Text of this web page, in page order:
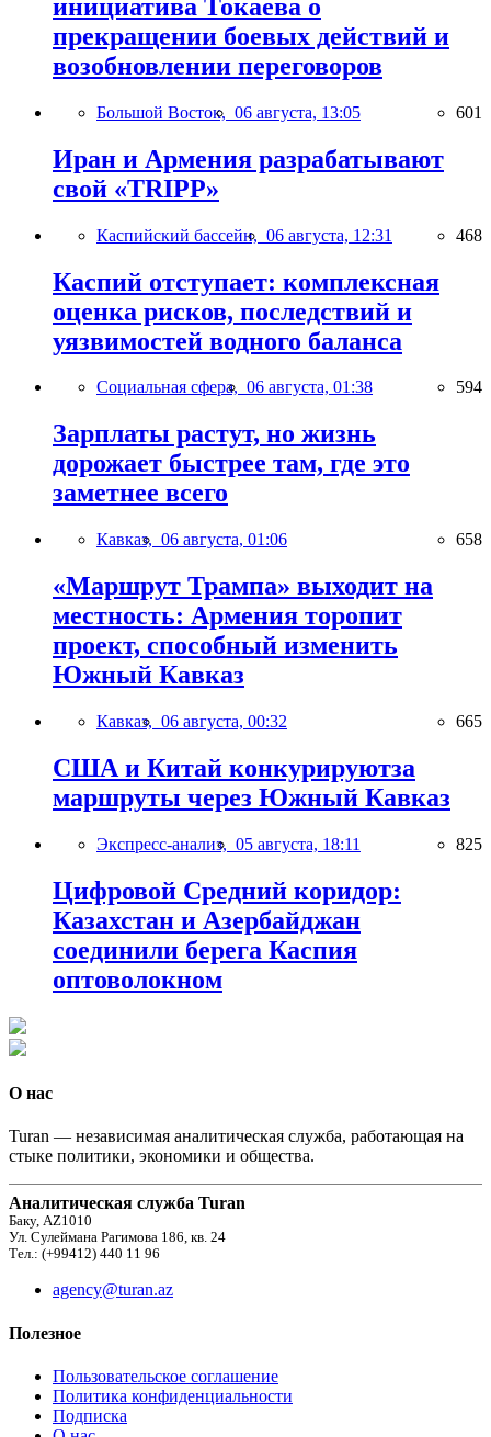
инициатива Токаева о
прекращении боевых действий и
возобновлении переговоров
Большой Восток, 06 августа, 13:05 601
Иран и Армения разрабатывают
свой «TRIPP»
Каспийский бассейн, 06 августа, 12:31 468
Каспий отступает: комплексная
оценка рисков, последствий и
уязвимостей водного баланса
Социальная сфера, 06 августа, 01:38 594
Зарплаты растут, но жизнь
дорожает быстрее там, где это
заметнее всего
Кавказ, 06 августа, 01:06 658
«Маршрут Трампа» выходит на
местность: Армения торопит
проект, способный изменить
Южный Кавказ
Кавказ, 06 августа, 00:32 665
США и Китай конкурируютза
маршруты через Южный Кавказ
Экспресс-анализ, 05 августа, 18:11 825
Цифровой Средний коридор:
Казахстан и Азербайджан
соединили берега Каспия
оптоволокном
О нас
Turan — независимая аналитическая служба, работающая на
стыке политики, экономики и общества.
Аналитическая служба Turan
Баку, AZ1010
Ул. Сулеймана Рагимова 186, кв. 24
Тел.: (+99412) 440 11 96
agency@turan.az
Полезное
Пользовательское соглашение
Политика конфиденциальности
Подписка